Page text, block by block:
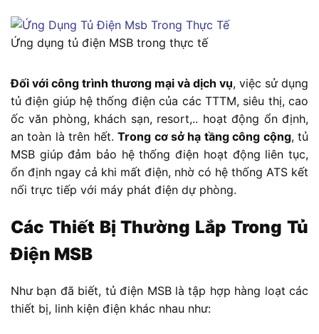
Ứng dụng tủ điện MSB trong thực tế
Đối với công trình thương mại và dịch vụ, việc sử dụng
tủ điện giúp hệ thống điện của các TTTM, siêu thị, cao
ốc văn phòng, khách sạn, resort,.. hoạt động ổn định,
an toàn là trên hết.Trong cơ sở hạ tầng công cộng, tủ
MSB giúp đảm bảo hệ thống điện hoạt động liên tục,
ổn định ngay cả khi mất điện, nhờ có hệ thống ATS kết
nối trực tiếp với máy phát điện dự phòng.
Các Thiết Bị Thường Lắp Trong Tủ
Điện MSB
Như bạn đã biết, tủ điện MSB là tập hợp hàng loạt các
thiết bị, linh kiện điện khác nhau như: